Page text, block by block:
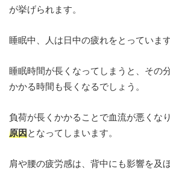
が挙げられます。
睡眠中、人は日中の疲れをとっています
睡眠時間が長くなってしまうと、その
かかる時間も長くなるでしょう。
負荷が長くかかることで血流が悪くなり
原因となってしまいます。
肩や腰の疲労感は、背中にも影響を及